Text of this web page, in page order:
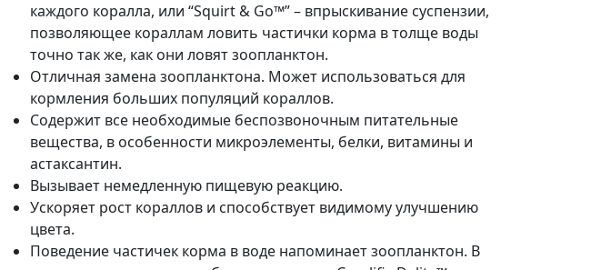
каждого коралла, или “Squirt & Go™” – впрыскивание суспензии,
позволяющее кораллам ловить частички корма в толще воды
точно так же, как они ловят зоопланктон.
Отличная замена зоопланктона. Может использоваться для
кормления больших популяций кораллов.
Содержит все необходимые беспозвоночным питательные
вещества, в особенности микроэлементы, белки, витамины и
астаксантин.
Вызывает немедленную пищевую реакцию.
Ускоряет рост кораллов и способствует видимому улучшению
цвета.
Поведение частичек корма в воде напоминает зоопланктон. В